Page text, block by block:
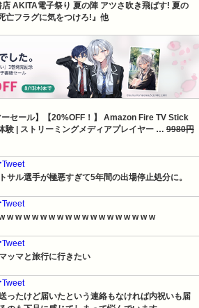
AKITA電子祭り 夏の陣 アツさ吹き飛ばす! 夏の
亡フラグに気をつけろ!』他
セール】【20%OFF！】 Amazon Fire TV Stick
験 | ストリーミングメディアプレイヤー … 9980円
サル選手が極悪すぎて5年間の出場停止処分に。
w w w w w w w w w w w w w w w w w w
ッマと旅行に行きたい
ったけど届いたという連絡もなければ内祝いも届